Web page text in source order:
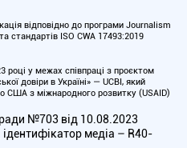
відповідно до програми Journalism
стандартів ISO CWA 17493:2019
році у межах співпраці з проєктом
довіри в Україні» — UCBI, який
США з міжнародного розвитку (USAID)
№703 від 10.08.2023
медіа – R40-